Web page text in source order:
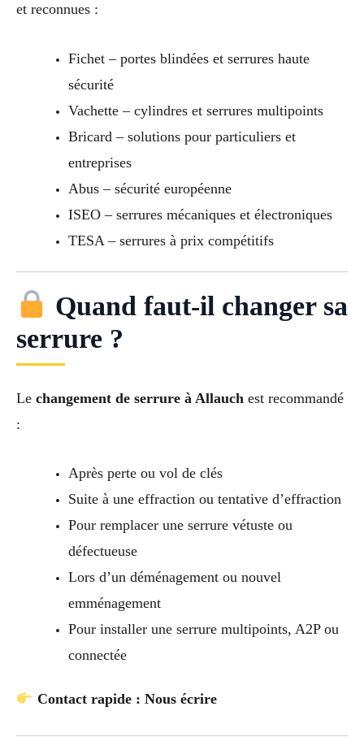
et reconnues :
Fichet – portes blindées et serrures haute
sécurité
Vachette – cylindres et serrures multipoints
Bricard – solutions pour particuliers et
entreprises
Abus – sécurité européenne
ISEO – serrures mécaniques et électroniques
TESA – serrures à prix compétitifs
Quand faut-il changer sa
serrure ?
Le changement de serrure à Allauch est recommandé
:
Après perte ou vol de clés
Suite à une effraction ou tentative d’effraction
Pour remplacer une serrure vétuste ou
défectueuse
Lors d’un déménagement ou nouvel
emménagement
Pour installer une serrure multipoints, A2P ou
connectée
Contact rapide : Nous écrire